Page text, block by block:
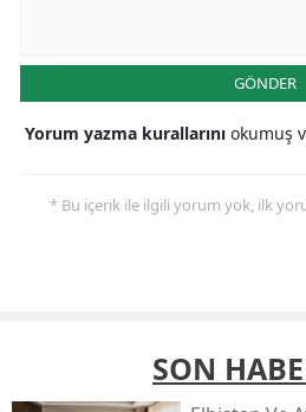
GÖNDER
Yorum yazma kurallarını okumuş
* Bu içerik ile ilgili yorum yok, ilk
SON